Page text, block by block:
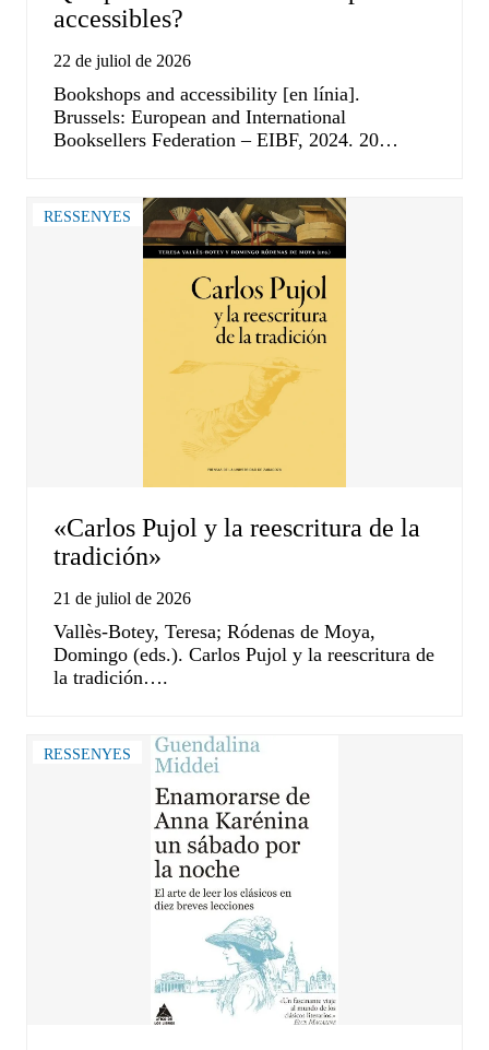
accessibles?
22 de juliol de 2026
Bookshops and accessibility [en línia].
Brussels: European and International
Booksellers Federation – EIBF, 2024. 20…
RESSENYES
«Carlos Pujol y la reescritura de la
tradición»
21 de juliol de 2026
Vallès-Botey, Teresa; Ródenas de Moya,
Domingo (eds.). Carlos Pujol y la reescritura de
la tradición….
RESSENYES